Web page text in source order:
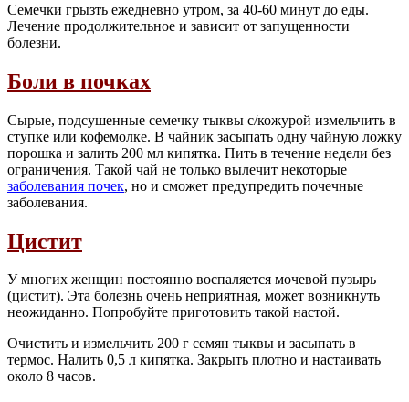
Семечки грызть ежедневно утром, за 40-60 минут до еды.
Лечение продолжительное и зависит от запущенности
болезни.
Боли в почках
Сырые, подсушенные семечку тыквы с/кожурой измельчить в
ступке или кофемолке. В чайник засыпать одну чайную ложку
порошка и залить 200 мл кипятка. Пить в течение недели без
ограничения. Такой чай не только вылечит некоторые
заболевания почек, но и сможет предупредить почечные
заболевания.
Цистит
У многих женщин постоянно воспаляется мочевой пузырь
(цистит). Эта болезнь очень неприятная, может возникнуть
неожиданно. Попробуйте приготовить такой настой.
Очистить и измельчить 200 г семян тыквы и засыпать в
термос. Налить 0,5 л кипятка. Закрыть плотно и настаивать
около 8 часов.